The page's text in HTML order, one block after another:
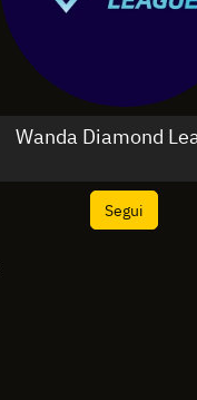
Wanda Diamond
Segui